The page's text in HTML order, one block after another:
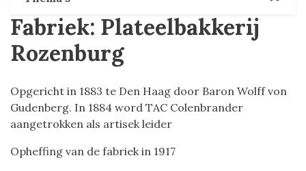
Fabriek: Plateelbakkerij
Rozenburg
Opgericht in 1883 te Den Haag door Baron Wolff von
Gudenberg. In 1884 word TAC Colenbrander
aangetrokken als artisek leider
Opheffing van de fabriek in 1917